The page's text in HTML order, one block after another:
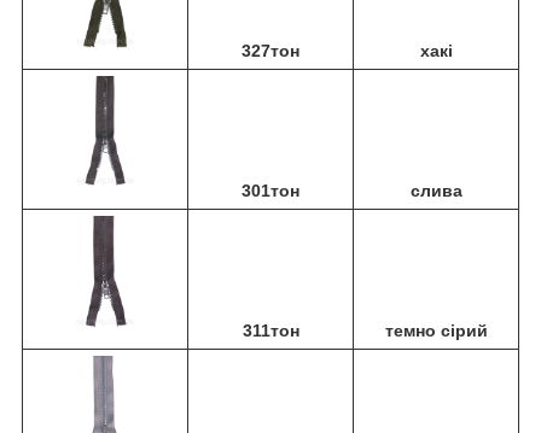
327тон хакі
301тон слива
311тон темно сірий